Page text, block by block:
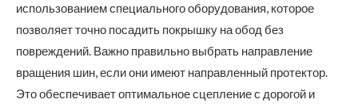
использованием специального оборудования, которое
позволяет точно посадить покрышку на обод без
повреждений. Важно правильно выбрать направление
вращения шин, если они имеют направленный протектор.
Это обеспечивает оптимальное сцепление с дорогой и